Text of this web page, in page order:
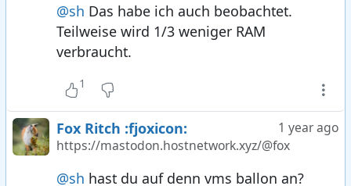
@sh Das habe ich auch beobachtet.
Teilweise wird 1/3 weniger RAM
verbraucht.
1
1 year ago
Fox Ritch :fjoxicon:
https://mastodon.hostnetwork.xyz/@fox
@sh hast du auf denn vms ballon an?